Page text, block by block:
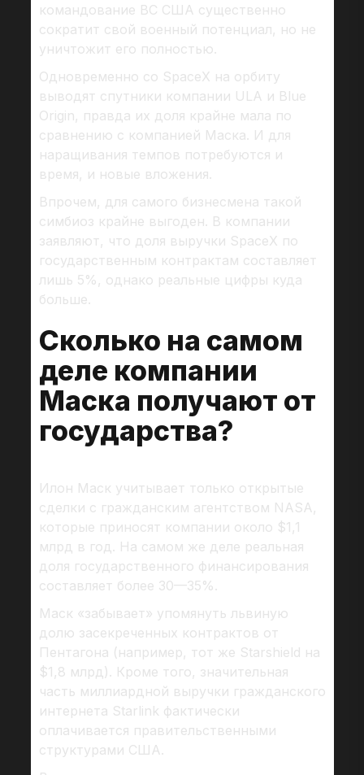
командование ВС США существенно
сократит свой военный потенциал, но не
уничтожит его полностью.
Одновременно со SpaceX на орбиту
выводят спутники компании ULA и Blue
Origin, правда их доля крайне мала по
сравнению с компанией Маска. И для
наращивания темпов потребуются и
время, и новые вложения.
Впрочем, для самого бизнесмена такой
симбиоз крайне выгоден. В компании
заявляют, что доля выручки SpaceX по
государственным контрактам составляет
лишь 5%, однако реальные цифры куда
больше.
Сколько на самом
деле компании
Маска получают от
государства?
Илон Маск учитывает только открытые
сделки с гражданским агентством NASA,
которые приносят компании около $1,1
млрд в год. На самом же деле реальная
доля государственного финансирования
составляет более 30—35%.
Маск «забывает» упомянуть львиную
долю засекреченных контрактов от
Пентагона (например, тот же Starshield на
$1,8 млрд). Кроме того, значительная
часть миллиардной выручки гражданского
интернета Starlink фактически
оплачивается правительственными
структурами США.